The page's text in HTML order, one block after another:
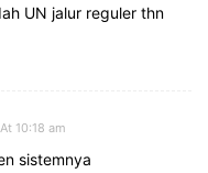
UN jalur reguler thn
10:18 am
sistemnya